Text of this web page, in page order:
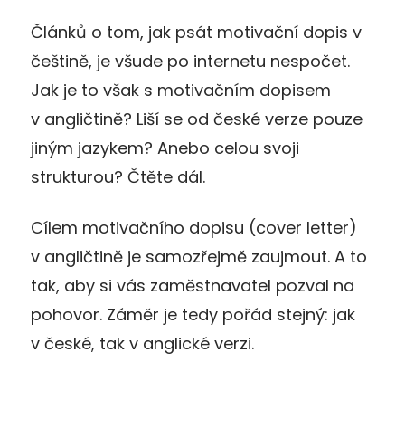
Článků o tom, jak psát motivační dopis v
češtině, je všude po internetu nespočet.
Jak je to však s motivačním dopisem
v angličtině? Liší se od české verze pouze
jiným jazykem? Anebo celou svoji
strukturou? Čtěte dál.
Cílem motivačního dopisu (cover letter)
v angličtině je samozřejmě zaujmout. A to
tak, aby si vás zaměstnavatel pozval na
pohovor. Záměr je tedy pořád stejný: jak
v české, tak v anglické verzi.